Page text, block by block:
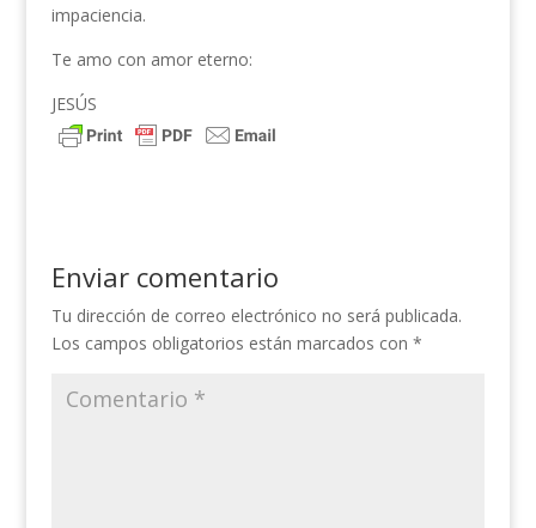
impaciencia.
Te amo con amor eterno:
JESÚS
Enviar comentario
Tu dirección de correo electrónico no será publicada.
Los campos obligatorios están marcados con *